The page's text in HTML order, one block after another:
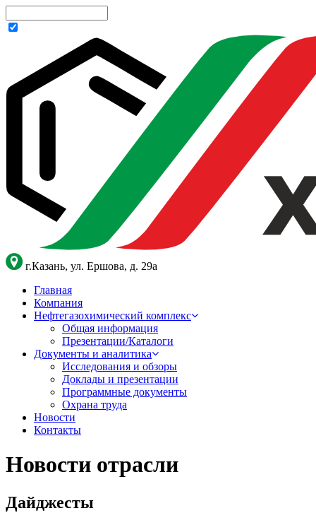
г.Казань, ул. Ершова, д. 29а
Главная
Компания
Нефтегазохимический комплекс
Общая информация
Презентации/Каталоги
Документы и аналитика
Исследования и обзоры
Доклады и презентации
Программные документы
Охрана труда
Новости
Контакты
Новости отрасли
Дайджесты